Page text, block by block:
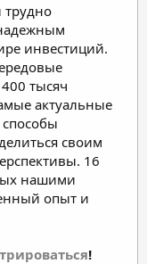
трудно
инвестиций.
тысяч
актуальные
своим
16
нашими
опыт и
!